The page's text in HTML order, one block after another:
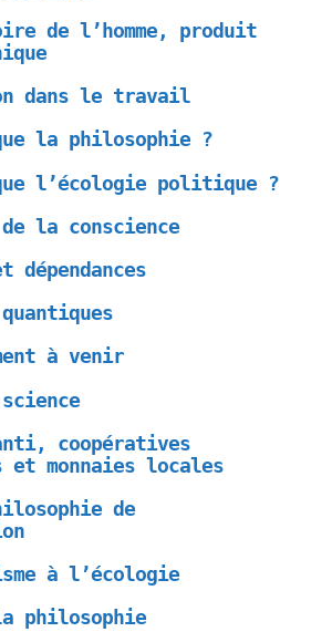
de l’homme, produit
dans le travail
la philosophie ?
l’écologie politique ?
la conscience
dépendances
quantiques
à venir
coopératives
et monnaies locales
de
à l’écologie
philosophie